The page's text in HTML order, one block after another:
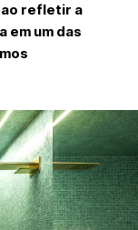
ao refletir a
em um das